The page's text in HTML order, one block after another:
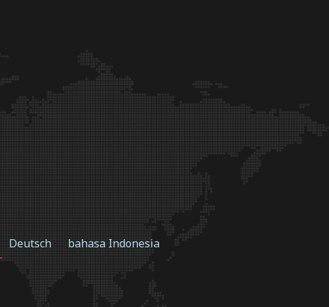
Deutsch bahasa Indonesia